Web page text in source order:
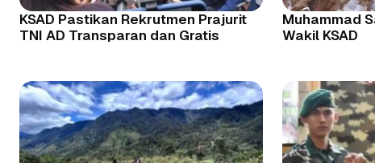
KSAD Pastikan Rekrutmen Prajurit
TNI AD Transparan dan Gratis
Muhammad
Wakil KSAD